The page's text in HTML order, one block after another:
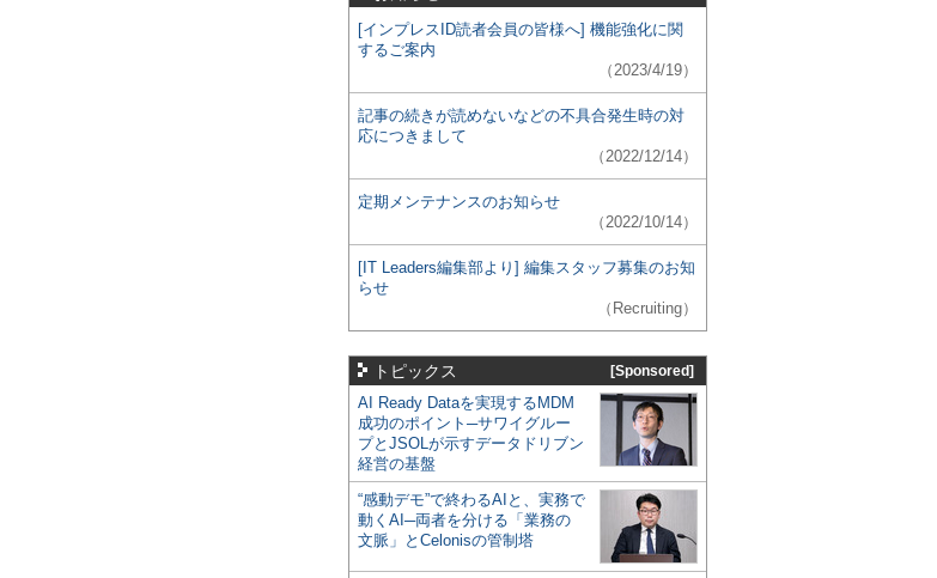
[インプレスID読者会員の皆様へ] 機能強化に関
するご案内
（2023/4/19）
記事の続きが読めないなどの不具合発生時の対
応につきまして
（2022/12/14）
定期メンテナンスのお知らせ
（2022/10/14）
[IT Leaders編集部より] 編集スタッフ募集のお知
らせ
（Recruiting）
トピックス [Sponsored]
AI Ready Dataを実現するMDM
成功のポイント─サワイグルー
プとJSOLが示すデータドリブン
経営の基盤
“感動デモ”で終わるAIと、実務で
動くAI─両者を分ける「業務の
文脈」とCelonisの管制塔